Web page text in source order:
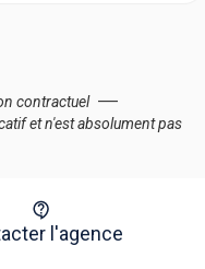
contractuel
et n'est absolument pas
l'agence